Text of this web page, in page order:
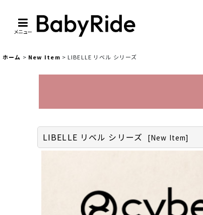
メニュー
ホーム > New Item > LIBELLE リベル シリーズ
LIBELLE リベル シリーズ [New Item]